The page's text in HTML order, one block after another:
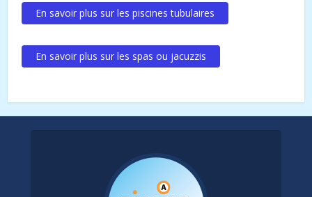
En savoir plus sur les piscines tubulaires
En savoir plus sur les spas ou jacuzzis